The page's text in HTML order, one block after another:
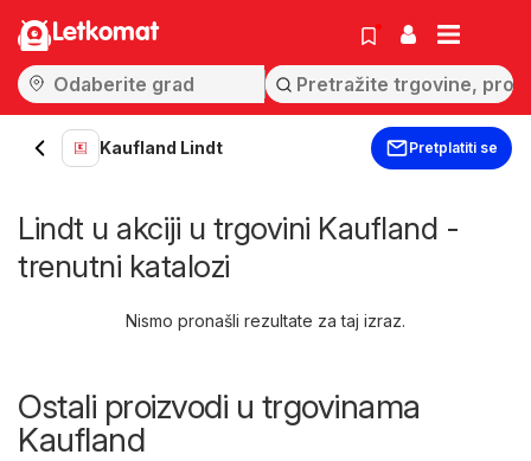
Letkomat
Kaufland Lindt Pretplatiti se
Lindt u akciji u trgovini Kaufland -
trenutni katalozi
Nismo pronašli rezultate za taj izraz.
Ostali proizvodi u trgovinama
Kaufland